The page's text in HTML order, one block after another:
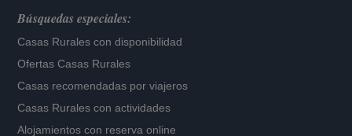
Búsquedas especiales:
Casas Rurales con disponibilidad
Ofertas Casas Rurales
Casas recomendadas por viajeros
Casas Rurales con actividades
Alojamientos con reserva online